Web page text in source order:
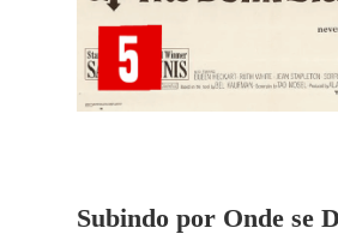
Subindo por Onde se